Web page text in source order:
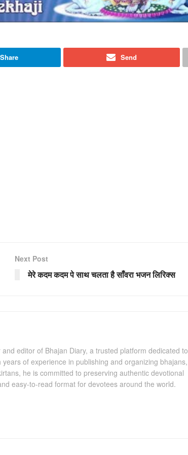
Share Send
Next Post
मेरे कदम कदम पे साथ चलता है साँवरा भजन लिरिक्स
editor of Bhajan Diary, a trusted platform dedicated to
of experience in publishing and organizing bhajans,
he is committed to preserving authentic devotional
easy-to-read format for devotees around the world.